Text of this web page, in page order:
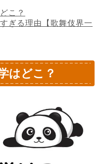
こ？
ぎる理由【歌舞伎界一
はどこ？